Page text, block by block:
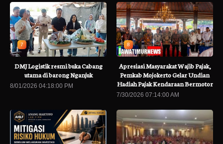
7
DMJ Logistik resmi buka Cabang
utama di barong Nganjuk
8/01/2026 04:18:00 PM
8
Apresiasi Masyarakat Wajib Pajak,
Pemkab Mojokerto Gelar Undian
Hadiah Pajak Kendaraan Bermotor
7/30/2026 07:14:00 AM